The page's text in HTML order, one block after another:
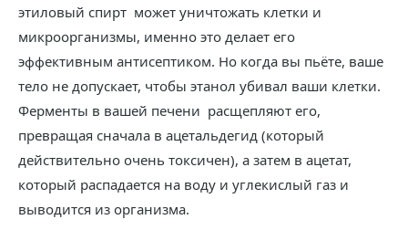
этиловый спирт может уничтожать клетки и
микроорганизмы, именно это делает его
эффективным антисептиком. Но когда вы пьёте, ваше
тело не допускает, чтобы этанол убивал ваши клетки.
Ферменты в вашей печени расщепляют его,
превращая сначала в ацетальдегид (который
действительно очень токсичен), а затем в ацетат,
который распадается на воду и углекислый газ и
выводится из организма.